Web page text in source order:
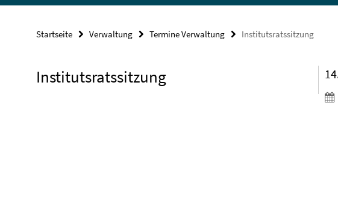
Startseite Verwaltung Termine Verwaltung Institutsratssitzung
Institutsratssitzung